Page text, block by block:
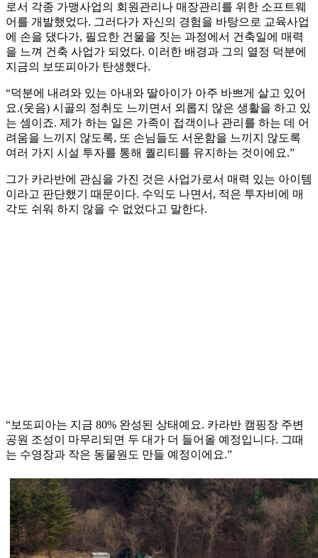
로서 각종 가맹사업의 회원관리나 매장관리를 위한 소프트웨
어를 개발했었다. 그러다가 자신의 경험을 바탕으로 교육사업
에 손을 댔다가, 필요한 건물을 짓는 과정에서 건축일에 매력
을 느껴 건축 사업가 되었다. 이러한 배경과 그의 열정 덕분에
지금의 보또피아가 탄생했다.
“덕분에 내려와 있는 아내와 딸아이가 아주 바쁘게 살고 있어
요.(웃음) 시골의 정취도 느끼면서 외롭지 않은 생활을 하고 있
는 셈이죠. 제가 하는 일은 가족이 접객이나 관리를 하는 데 어
려움을 느끼지 않도록, 또 손님들도 서운함을 느끼지 않도록
여러 가지 시설 투자를 통해 퀄리티를 유지하는 것이에요.”
그가 카라반에 관심을 가진 것은 사업가로서 매력 있는 아이템
이라고 판단했기 때문이다. 수익도 나면서, 적은 투자비에 매
각도 쉬워 하지 않을 수 없었다고 말한다.
“보또피아는 지금 80% 완성된 상태예요. 카라반 캠핑장 주변
공원 조성이 마무리되면 두 대가 더 들어올 예정입니다. 그때
는 수영장과 작은 동물원도 만들 예정이에요.”